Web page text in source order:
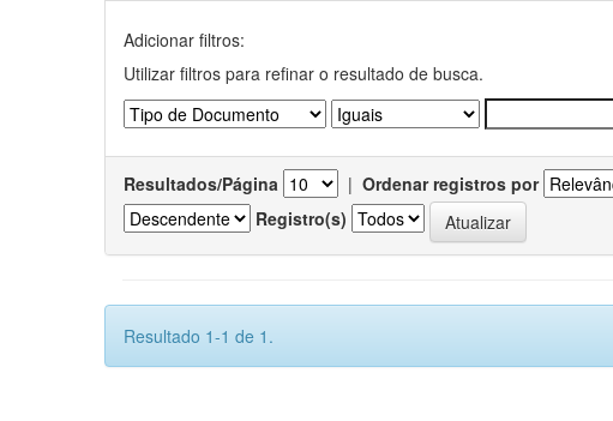
Adicionar filtros:
Utilizar filtros para refinar o resultado de busca.
Resultados/Página | Ordenar registros por
Registro(s)
Resultado 1-1 de 1.